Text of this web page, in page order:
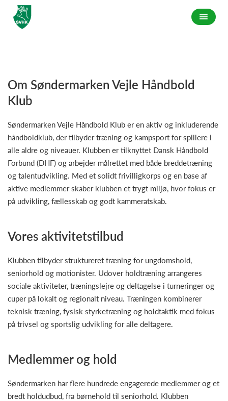
Om Søndermarken Vejle Håndbold
Klub
Søndermarken Vejle Håndbold Klub er en aktiv og inkluderende
håndboldklub, der tilbyder træning og kampsport for spillere i
alle aldre og niveauer. Klubben er tilknyttet Dansk Håndbold
Forbund (DHF) og arbejder målrettet med både breddetræning
og talentudvikling. Med et solidt frivilligkorps og en base af
aktive medlemmer skaber klubben et trygt miljø, hvor fokus er
på udvikling, fællesskab og godt kammeratskab.
Vores aktivitetstilbud
Klubben tilbyder struktureret træning for ungdomshold,
seniorhold og motionister. Udover holdtræning arrangeres
sociale aktiviteter, træningslejre og deltagelse i turneringer og
cuper på lokalt og regionalt niveau. Træningen kombinerer
teknisk træning, fysisk styrketræning og holdtaktik med fokus
på trivsel og sportslig udvikling for alle deltagere.
Medlemmer og hold
Søndermarken har flere hundrede engagerede medlemmer og et
bredt holdudbud, fra børnehold til seniorhold. Klubben